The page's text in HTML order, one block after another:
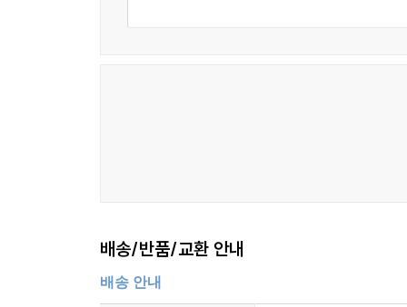
배송/반품/교환 안내
배송 안내